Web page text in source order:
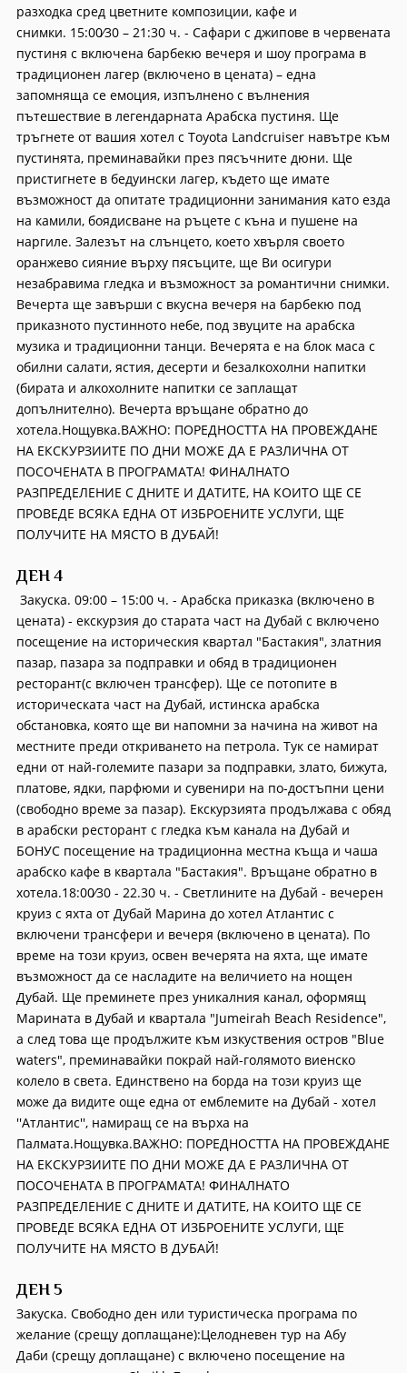
разходка сред цветните композиции, кафе и
снимки. 15:00∕30 – 21:30 ч. - Сафари с джипове в червената
пустиня с включена барбекю вечеря и шоу програма в
традиционен лагер (включено в цената) – една
запомняща се емоция, изпълнено с вълнения
пътешествие в легендарната Арабска пустиня. Ще
тръгнете от вашия хотел с Toyota Landcruiser навътре към
пустинята, преминавайки през пясъчните дюни. Ще
пристигнете в бедуински лагер, където ще имате
възможност да опитате традиционни занимания като езда
на камили, боядисване на ръцете с къна и пушене на
наргиле. Залезът на слънцето, което хвърля своето
оранжево сияние върху пясъците, ще Ви осигури
незабравима гледка и възможност за романтични снимки.
Вечерта ще завърши с вкусна вечеря на барбекю под
приказното пустинното небе, под звуците на арабска
музика и традиционни танци. Вечерята е на блок маса с
обилни салати, ястия, десерти и безалкохолни напитки
(бирата и алкохолните напитки се заплащат
допълнително). Вечерта връщане обратно до
хотела.Нощувка.ВАЖНО: ПОРЕДНОСТТА НА ПРОВЕЖДАНЕ
НА ЕКСКУРЗИИТЕ ПО ДНИ МОЖЕ ДА Е РАЗЛИЧНА ОТ
ПОСОЧЕНАТА В ПРОГРАМАТА! ФИНАЛНАТО
РАЗПРЕДЕЛЕНИЕ С ДНИТЕ И ДАТИТЕ, НА КОИТО ЩЕ СЕ
ПРОВЕДЕ ВСЯКА ЕДНА ОТ ИЗБРОЕНИТЕ УСЛУГИ, ЩЕ
ПОЛУЧИТЕ НА МЯСТО В ДУБАЙ!
ДЕН 4
Закуска. 09:00 – 15:00 ч. - Арабска приказка (включено в
цената) - екскурзия до старата част на Дубай с включено
посещение на историческия квартал "Бастакия", златния
пазар, пазара за подправки и обяд в традиционен
ресторант(с включен трансфер). Ще се потопите в
историческата част на Дубай, истинска арабска
обстановка, която ще ви напомни за начина на живот на
местните преди откриването на петрола. Tук се намират
едни от най-големите пазари за подправки, злато, бижута,
платове, ядки, парфюми и сувенири на по-достъпни цени
(свободно време за пазар). Екскурзията продължава с обяд
в арабски ресторант с гледка към канала на Дубай и
БОНУС посещение на традиционна местна къща и чаша
арабско кафе в квартала "Бастакия". Връщане обратно в
хотела.18:00∕30 - 22.30 ч. - Светлините на Дубай - вечерен
круиз с яхта от Дубай Марина до хотел Атлантис с
включени трансфери и вечеря (включено в цената). По
време на този круиз, освен вечерята на яхта, ще имате
възможност да се насладите на величието на нощен
Дубай. Ще преминете през уникалния канал, оформящ
Марината в Дубай и квартала "Jumeirah Beach Residence",
а след това ще продължите към изкуствения остров "Blue
waters", преминавайки покрай най-голямото виенско
колело в света. Единствено на борда на този круиз ще
може да видите още една от емблемите на Дубай - хотел
''Атлантис'', намиращ се на върха на
Палмата.Нощувка.ВАЖНО: ПОРЕДНОСТТА НА ПРОВЕЖДАНЕ
НА ЕКСКУРЗИИТЕ ПО ДНИ МОЖЕ ДА Е РАЗЛИЧНА ОТ
ПОСОЧЕНАТА В ПРОГРАМАТА! ФИНАЛНАТО
РАЗПРЕДЕЛЕНИЕ С ДНИТЕ И ДАТИТЕ, НА КОИТО ЩЕ СЕ
ПРОВЕДЕ ВСЯКА ЕДНА ОТ ИЗБРОЕНИТЕ УСЛУГИ, ЩЕ
ПОЛУЧИТЕ НА МЯСТО В ДУБАЙ!
ДЕН 5
Закуска. Свободно ден или туристическа програма по
желание (срещу доплащане):Целодневен тур на Абу
Даби (срещу доплащане) с включено посещение на